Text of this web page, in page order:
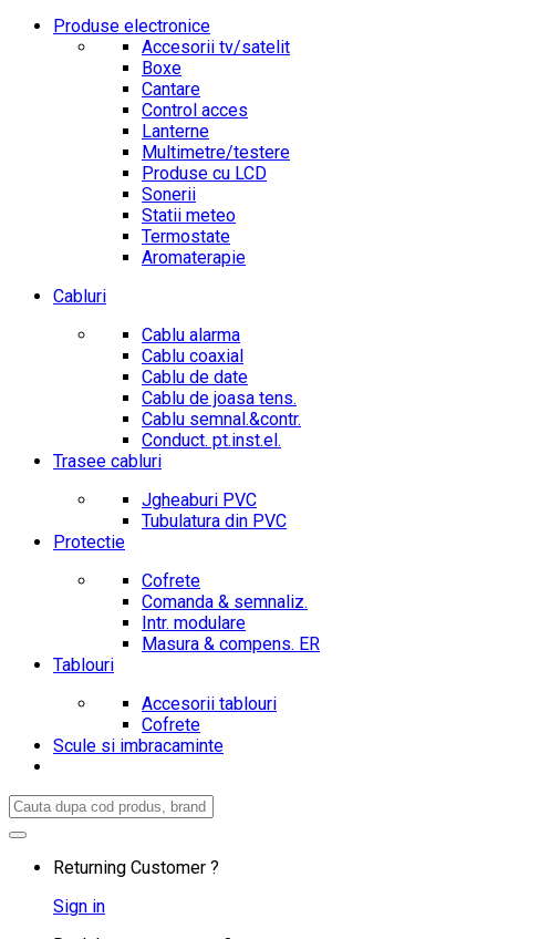
Produse electronice
Accesorii tv/satelit
Boxe
Cantare
Control acces
Lanterne
Multimetre/testere
Produse cu LCD
Sonerii
Statii meteo
Termostate
Aromaterapie
Cabluri
Cablu alarma
Cablu coaxial
Cablu de date
Cablu de joasa tens.
Cablu semnal.&contr.
Conduct. pt.inst.el.
Trasee cabluri
Jgheaburi PVC
Tubulatura din PVC
Protectie
Cofrete
Comanda & semnaliz.
Intr. modulare
Masura & compens. ER
Tablouri
Accesorii tablouri
Cofrete
Scule si imbracaminte
Search
for:
Returning Customer ?
Sign in